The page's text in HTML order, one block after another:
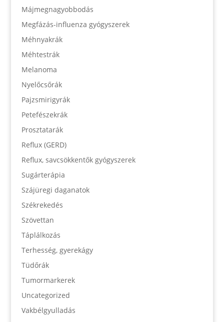
Májmegnagyobbodás
Megfázás-influenza gyógyszerek
Méhnyakrák
Méhtestrák
Melanoma
Nyelőcsőrák
Pajzsmirigyrák
Petefészekrák
Prosztatarák
Reflux (GERD)
Reflux, savcsökkentők gyógyszerek
Sugárterápia
Szájüregi daganatok
Székrekedés
Szövettan
Táplálkozás
Terhesség, gyerekágy
Tüdőrák
Tumormarkerek
Uncategorized
Vakbélgyulladás